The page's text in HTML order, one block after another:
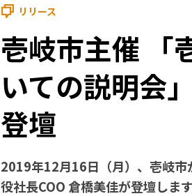
リリース
壱岐市主催 「
いての説明会
登壇
2019年12月16日（月）、壱岐市
役社長COO 倉橋美佳が登壇します